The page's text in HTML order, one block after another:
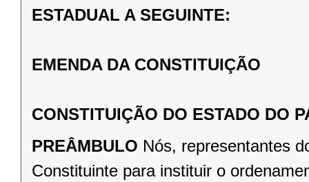
ESTADUAL A SEGUINTE:
EMENDA DA CONSTITUIÇÃO
CONSTITUIÇÃO DO ESTADO DO
PREÂMBULO Nós, representantes
Constituinte para instituir o